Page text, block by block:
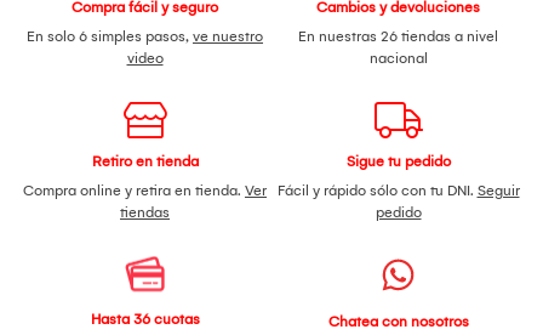
Compra fácil y seguro
En solo 6 simples pasos, ve nuestro
video
Cambios y devoluciones
En nuestras 26 tiendas a nivel
nacional
Retiro en tienda
Compra online y retira en tienda. Ver
tiendas
Sigue tu pedido
Fácil y rápido sólo con tu DNI. Seguir
pedido
Hasta 36 cuotas
Chatea con nosotros